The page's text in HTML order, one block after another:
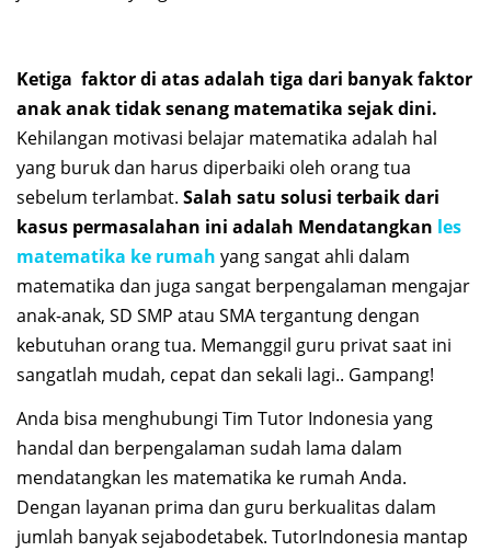
Ketiga faktor di atas adalah tiga dari banyak faktor
anak anak tidak senang matematika sejak dini.
Kehilangan motivasi belajar matematika adalah hal
yang buruk dan harus diperbaiki oleh orang tua
sebelum terlambat. Salah satu solusi terbaik dari
kasus permasalahan ini adalah Mendatangkan les
matematika ke rumah yang sangat ahli dalam
matematika dan juga sangat berpengalaman mengajar
anak-anak, SD SMP atau SMA tergantung dengan
kebutuhan orang tua. Memanggil guru privat saat ini
sangatlah mudah, cepat dan sekali lagi.. Gampang!
Anda bisa menghubungi Tim Tutor Indonesia yang
handal dan berpengalaman sudah lama dalam
mendatangkan les matematika ke rumah Anda.
Dengan layanan prima dan guru berkualitas dalam
jumlah banyak sejabodetabek. TutorIndonesia mantap